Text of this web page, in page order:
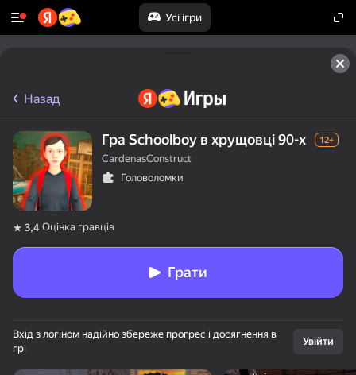
Усі ігри
Назад
Гра Schoolboy в хрущовці 90-х 12+
CardenasConstruct
Головоломки
3,4 Оцінка гравців
Грати
Вхід з логіном надійно збереже прогрес і досягнення в
грі
Увійти